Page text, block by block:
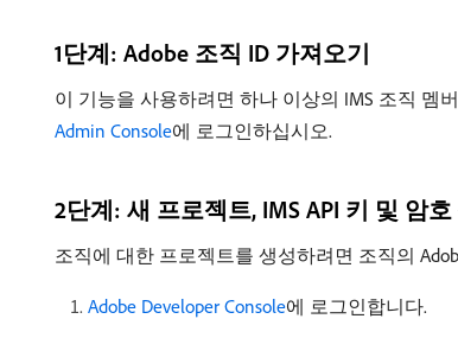
1단계: Adobe 조직 ID 가져오기
이 기능을 사용하려면 하나 이상의 IMS 조직 멤
Admin Console에 로그인하십시오.
2단계: 새 프로젝트, IMS API 키 및 암호
조직에 대한 프로젝트를 생성하려면 조직의
Adobe Developer Console에 로그인합니다.